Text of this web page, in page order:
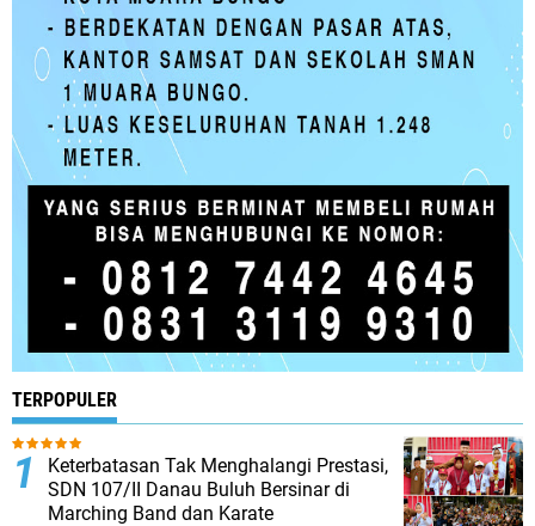
TERPOPULER
Keterbatasan Tak Menghalangi Prestasi,
SDN 107/II Danau Buluh Bersinar di
Marching Band dan Karate